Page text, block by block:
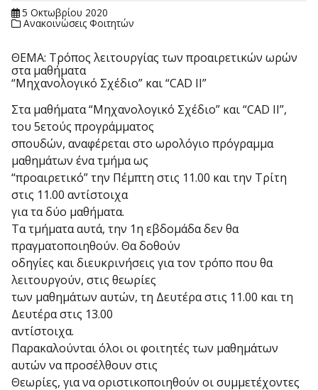
5 Οκτωβρίου 2020
Ανακοινώσεις Φοιτητών
ΘΕΜΑ: Τρόπος λειτουργίας των προαιρετικών ωρών
στα μαθήματα
“Μηχανολογικό Σχέδιο” και “CAD II”
Στα μαθήματα “Μηχανολογικό Σχέδιο” και “CAD II”,
του 5ετούς προγράμματος
σπουδών, αναφέρεται στο ωρολόγιο πρόγραμμα
μαθημάτων ένα τμήμα ως
“προαιρετικό” την Πέμπτη στις 11.00 και την Τρίτη
στις 11.00 αντίστοιχα
για τα δύο μαθήματα.
Τα τμήματα αυτά, την 1η εβδομάδα δεν θα
πραγματοποιηθούν. Θα δοθούν
οδηγίες και διευκρινήσεις για τον τρόπο που θα
λειτουργούν, στις θεωρίες
των μαθημάτων αυτών, τη Δευτέρα στις 11.00 και τη
Δευτέρα στις 13.00
αντίστοιχα.
Παρακαλούνται όλοι οι φοιτητές των μαθημάτων
αυτών να προσέλθουν στις
Θεωρίες, για να οριστικοποιηθούν οι συμμετέχοντες